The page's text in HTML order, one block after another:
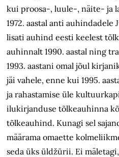
kui proosa-, luule-, näite- ja
1972. aastal anti
lisati auhind eesti keelest
auhinnalt 1990. aastal ning
1993. aastani omal jõul
jäi vahele, enne kui 1995.
ja rahastamise üle
ilukirjanduse tõlkeauhinna
tõlkeauhind. Kunagi sel
määrama omaette
seda üks üldžürii. Ei